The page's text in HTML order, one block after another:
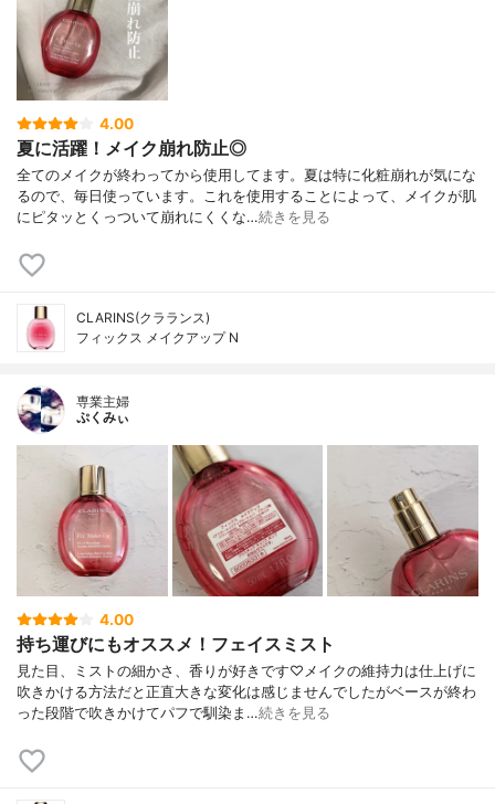
4.00
夏に活躍！メイク崩れ防止◎
全てのメイクが終わってから使用してます。夏は特に化粧崩れが気にな
るので、毎日使っています。これを使用することによって、メイクが肌
にピタッとくっついて崩れにくくな…続きを見る
CLARINS(クラランス)
フィックス メイクアップ N
専業主婦
ぷくみぃ
4.00
持ち運びにもオススメ！フェイスミスト
見た目、ミストの細かさ、香りが好きです♡メイクの維持力は仕上げに
吹きかける方法だと正直大きな変化は感じませんでしたがベースが終わ
った段階で吹きかけてパフで馴染ま…続きを見る